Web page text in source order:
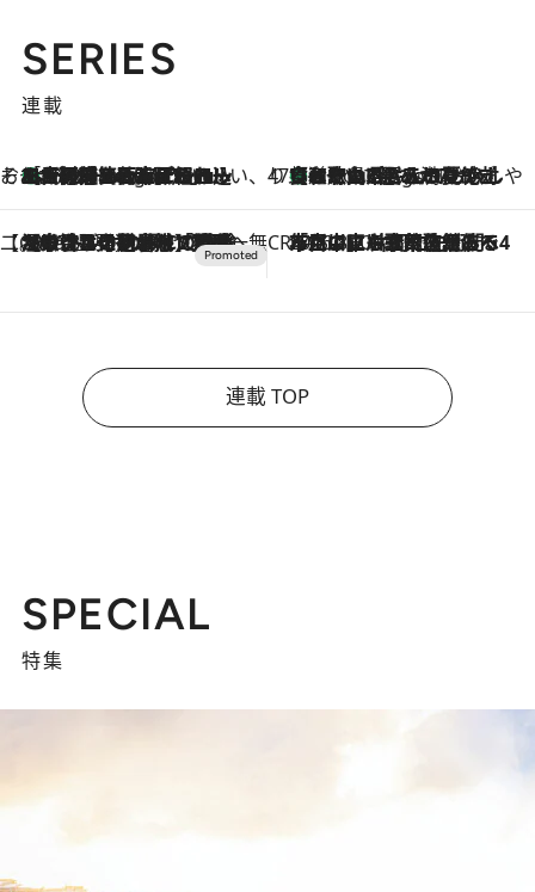
SERIES
連載
そおだよおこの関西おいしい、おやつ紀行4 Hours Ago
［大阪府箕面市］一皿一皿目の前で仕上げられる、料理を巧みに組み込んだアシェットデセールコース「ミチル アシェット デセール（Michiru assiette dessert）」 47都道府県の手みやげ ひんやりスイーツで夏を満喫
4 Hours Ago
【和歌山県】この夏絶対食べたい 冷やしておいしいおやつ3選 みかんがごろっと丸ごと入ったジュレ
【CREA×星野リゾート】唯一無二。癒しと発見が待つ場所へ
2026.8.7
【トンボの足水浴】ヒノキの香りに包まれて涼感マックス！約13℃の湧水かけ流しを避暑地「星野温泉 トンボの湯」で体験 CREA'S CHOICE
2026.8.7
「立川にも歌舞伎があるんだよ」 片岡仁左衛門・市川中車ら豪華座組みで4年目の立川立飛歌舞伎へ
連載 TOP
SPECIAL
特集